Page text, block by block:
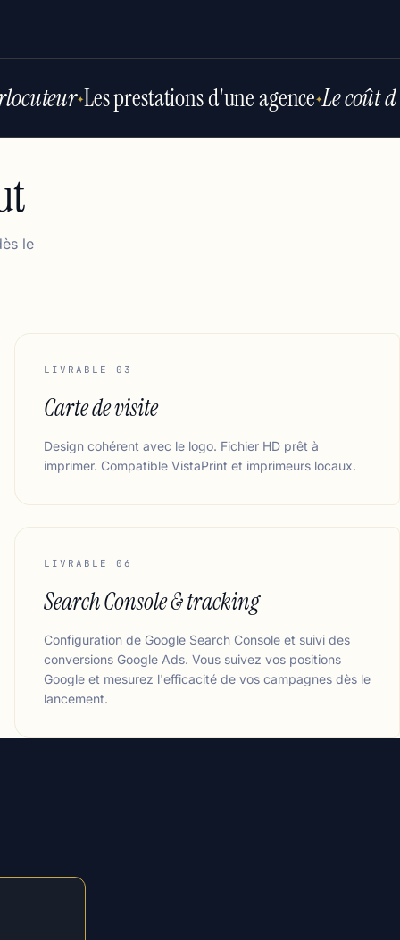
✦Les prestations d'une agence✦Le coût
le
LIVRABLE 03
Carte de visite
Design cohérent avec le logo. Fichier HD prêt à
imprimer. Compatible VistaPrint et imprimeurs locaux.
LIVRABLE 06
Search Console & tracking
Configuration de Google Search Console et suivi des
conversions Google Ads. Vous suivez vos positions
Google et mesurez l'efficacité de vos campagnes dès le
lancement.